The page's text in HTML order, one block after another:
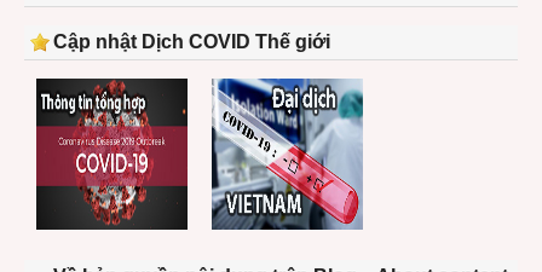
Cập nhật Dịch COVID Thế giới